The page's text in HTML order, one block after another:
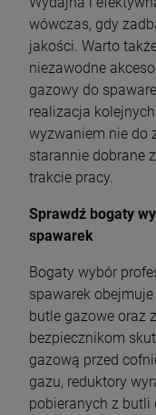
wówczas, gdy
jakości. Warto
niezawodne
gazowy do
realizacja
wyzwaniem nie do
starannie dobrane
trakcie pracy.
Sprawdź bogaty
spawarek
Bogaty wybór
spawarek
butle gazowe oraz
bezpiecznikom
gazową przed
gazu, reduktory
pobieranych z butli